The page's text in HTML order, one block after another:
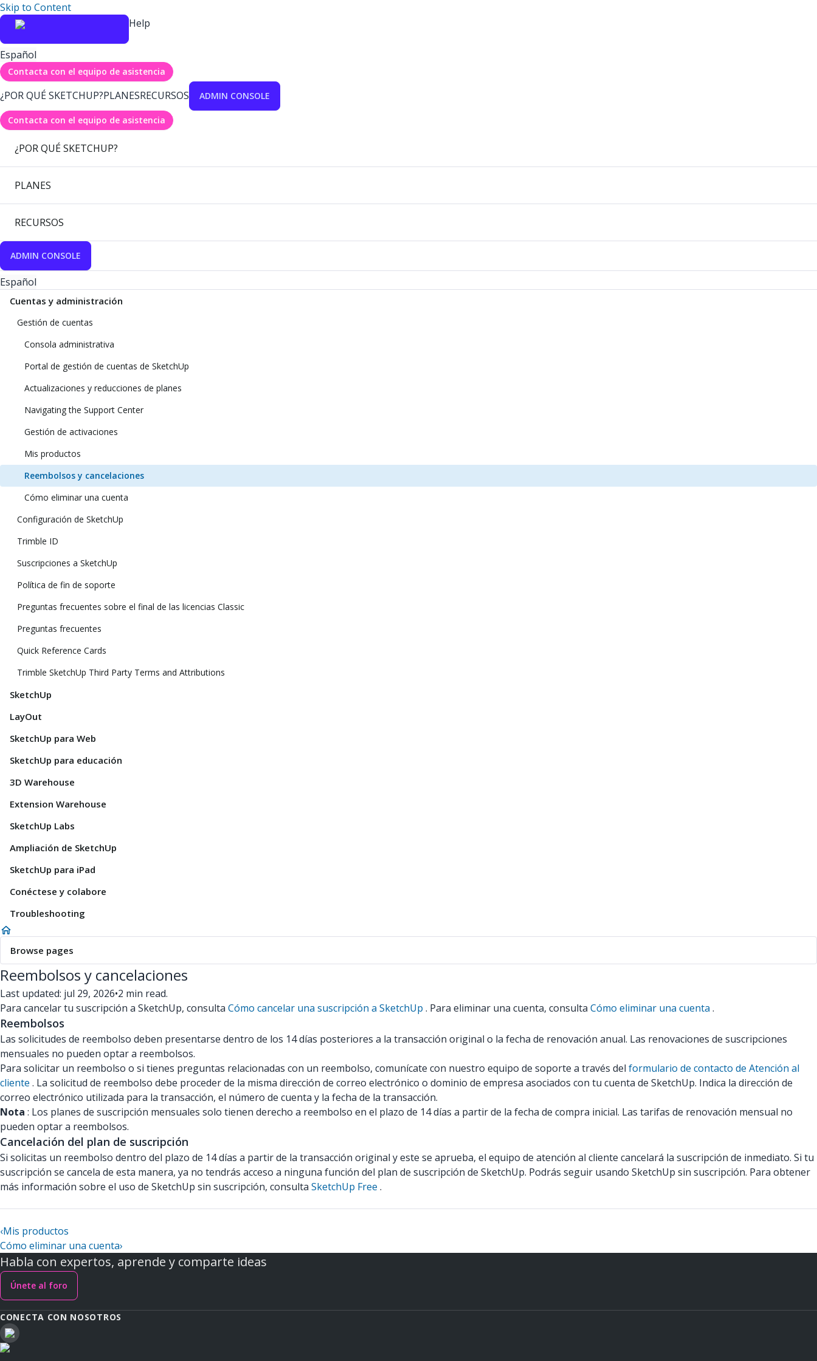
Skip to Content
Help
Español
Contacta con el equipo de asistencia
¿POR QUÉ SKETCHUP?PLANESRECURSOS ADMIN CONSOLE
Contacta con el equipo de asistencia
¿POR QUÉ SKETCHUP?
PLANES
RECURSOS
ADMIN CONSOLE
Español
Cuentas y administración
Gestión de cuentas
Consola administrativa
Portal de gestión de cuentas de SketchUp
Actualizaciones y reducciones de planes
Navigating the Support Center
Gestión de activaciones
Mis productos
Reembolsos y cancelaciones
Cómo eliminar una cuenta
Configuración de SketchUp
Trimble ID
Suscripciones a SketchUp
Política de fin de soporte
Preguntas frecuentes sobre el final de las licencias Classic
Preguntas frecuentes
Quick Reference Cards
Trimble SketchUp Third Party Terms and Attributions
SketchUp
LayOut
SketchUp para Web
SketchUp para educación
3D Warehouse
Extension Warehouse
SketchUp Labs
Ampliación de SketchUp
SketchUp para iPad
Conéctese y colabore
Troubleshooting
Browse pages
Reembolsos y cancelaciones
Last updated: jul 29, 2026•2 min read.
Para cancelar tu suscripción a SketchUp, consulta Cómo cancelar una suscripción a SketchUp . Para eliminar una cuenta, consulta Cómo eliminar una cuenta .
Reembolsos
Las solicitudes de reembolso deben presentarse dentro de los 14 días posteriores a la transacción original o la fecha de renovación anual. Las renovaciones de suscripciones
mensuales no pueden optar a reembolsos.
Para solicitar un reembolso o si tienes preguntas relacionadas con un reembolso, comunícate con nuestro equipo de soporte a través del formulario de contacto de Atención al
cliente . La solicitud de reembolso debe proceder de la misma dirección de correo electrónico o dominio de empresa asociados con tu cuenta de SketchUp. Indica la dirección de
correo electrónico utilizada para la transacción, el número de cuenta y la fecha de la transacción.
Nota : Los planes de suscripción mensuales solo tienen derecho a reembolso en el plazo de 14 días a partir de la fecha de compra inicial. Las tarifas de renovación mensual no
pueden optar a reembolsos.
Cancelación del plan de suscripción
Si solicitas un reembolso dentro del plazo de 14 días a partir de la transacción original y este se aprueba, el equipo de atención al cliente cancelará la suscripción de inmediato. Si tu
suscripción se cancela de esta manera, ya no tendrás acceso a ninguna función del plan de suscripción de SketchUp. Podrás seguir usando SketchUp sin suscripción. Para obtener
más información sobre el uso de SketchUp sin suscripción, consulta SketchUp Free .
‹Mis productos
Cómo eliminar una cuenta›
Habla con expertos, aprende y comparte ideas
Únete al foro
CONECTA CON NOSOTROS